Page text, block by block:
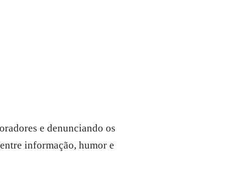
e denunciando os
informação, humor e